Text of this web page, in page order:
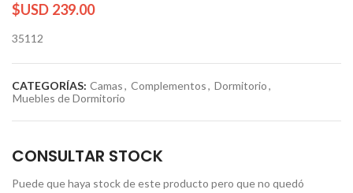
$USD 239.00
35112
CATEGORÍAS: Camas, Complementos, Dormitorio,
Muebles de Dormitorio
CONSULTAR STOCK
Puede que haya stock de este producto pero que no quedó